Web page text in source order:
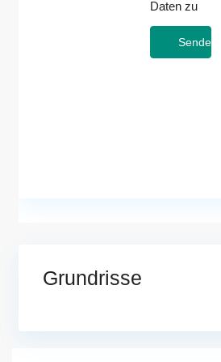
Daten zu
Grundrisse